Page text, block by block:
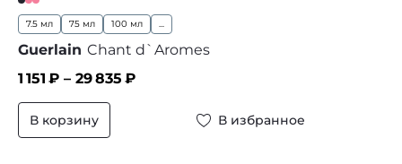
7.5 мл 75 мл 100 мл ...
Guerlain Chant d`Aromes
1 151 ₽ – 29 835 ₽
В корзину В избранное